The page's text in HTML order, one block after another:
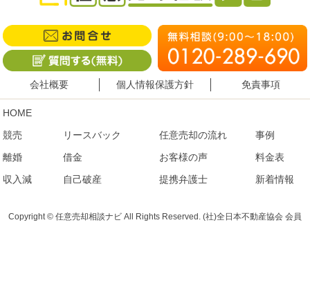
会社概要 個人情報保護方針 免責事項
HOME
競売 リースバック 任意売却の流れ 事例
離婚 借金 お客様の声 料金表
収入減 自己破産 提携弁護士 新着情報
Copyright © 任意売却相談ナビ All Rights Reserved. (社)全日本不動産協会 会員